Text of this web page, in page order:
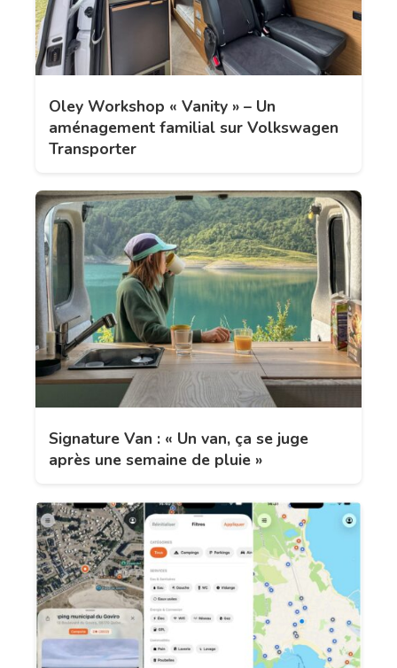
Oley Workshop « Vanity » – Un
aménagement familial sur Volkswagen
Transporter
Signature Van : « Un van, ça se juge
après une semaine de pluie »